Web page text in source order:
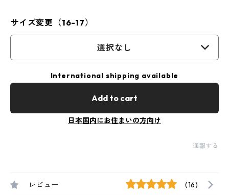
サイズ変更（16-17）
選択なし
International shipping available
Add to cart
日本国内にお住まいの方向け
通報する
レビュー (16)